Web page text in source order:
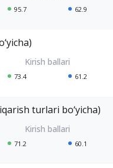
95.7 62.9
73.4 61.2
turlari bo‘yicha)
71.2 60.1